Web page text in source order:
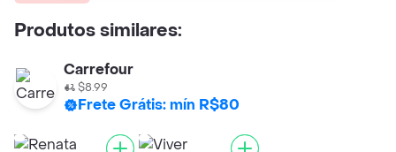
Produtos similares:
Carrefour
$8.99
Frete Grátis: mín R$80